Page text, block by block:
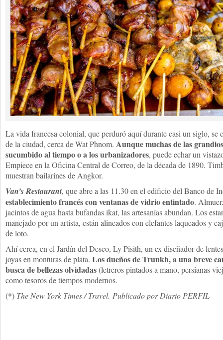
La vida francesa colonial, que perduró aquí durante casi un siglo, se
de la ciudad, cerca de Wat Phnom. Aunque muchas de las
sucumbido al tiempo o a los urbanizadores, puede echar un
Empiece en la Oficina Central de Correo, de la década de 1890.
muestran bailarines de Angkor.
Van’s Restaurant, que abre a las 11.30 en el edificio del Banco de
establecimiento francés con ventanas de vidrio entintado.
jacintos de agua hasta bufandas ikat, las artesanías abundan. Los
manejado por un artista, están alineados con elefantes laqueados y
de loto.
Ahí cerca, en el Jardín del Deseo, Ly Pisith, un ex diseñador de
joyas en monturas de plata. Los dueños de Trunkh, a una breve
busca de bellezas olvidadas(letreros pintados a mano, persianas
como tesoros de tiempos modernos.
(*) The New York Times / Travel. Publicado por Diario PERFIL